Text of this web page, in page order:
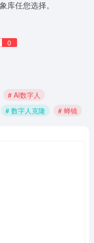
库任您选择。
0
# AI数字人
# 数字人克隆 # 蝉镜